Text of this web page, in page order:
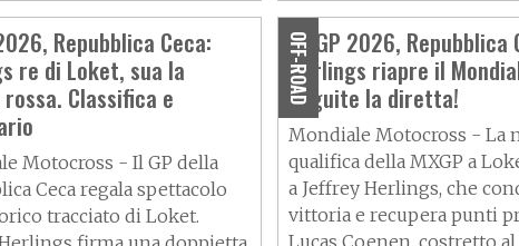
Repubblica Ceca:
re di Loket, sua la
Classifica e
Motocross - Il GP della
Ceca regala spettacolo
tracciato di Loket.
OFF-ROAD
MXGP 2026, Repubblica
Herlings riapre il
Seguite la diretta!
Mondiale Motocross - La
qualifica della MXGP a
a Jeffrey Herlings, che
vittoria e recupera punti